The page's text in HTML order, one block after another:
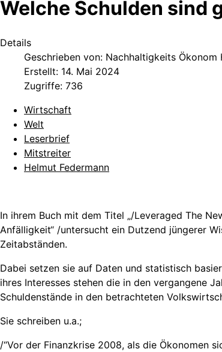
Welche Schulden sind
Details
Geschrieben von: Nachhaltigkeits Ökonom
Erstellt: 14. Mai 2024
Zugriffe: 736
Wirtschaft
Welt
Leserbrief
Mitstreiter
Helmut Federmann
In ihrem Buch mit dem Titel „/Leveraged The
Anfälligkeit“ /untersucht ein Dutzend jüngerer
Zeitabständen.
Dabei setzen sie auf Daten und statistisch
ihres Interesses stehen die in den vergangene
Schuldenstände in den betrachteten
Sie schreiben u.a.;
/“Vor der Finanzkrise 2008, als die Ökonomen